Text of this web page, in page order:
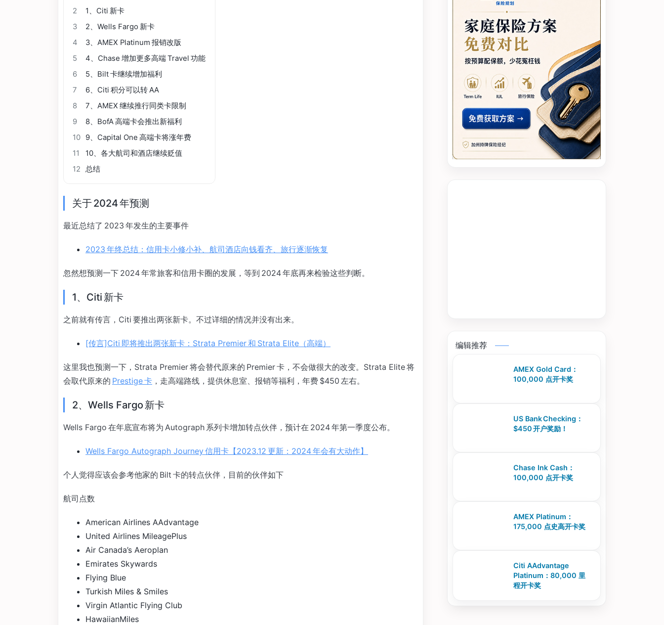
2
1、Citi 新卡
3
2、Wells Fargo 新卡
4
3、AMEX Platinum 报销改版
5
4、Chase 增加更多高端 Travel 功能
6
5、Bilt 卡继续增加福利
7
6、Citi 积分可以转 AA
8
7、AMEX 继续推行同类卡限制
9
8、BofA 高端卡会推出新福利
10
9、Capital One 高端卡将涨年费
11
10、各大航司和酒店继续贬值
12
总结
关于 2024 年预测
最近总结了 2023 年发生的主要事件
2023 年终总结：信用卡小修小补、航司酒店向钱看齐、旅行逐渐恢复
忽然想预测一下 2024 年常旅客和信用卡圈的发展，等到 2024 年底再来检验这些判断。
1、Citi 新卡
之前就有传言，Citi 要推出两张新卡。不过详细的情况并没有出来。
[传言]Citi 即将推出两张新卡：Strata Premier 和 Strata Elite（高端）
这里我也预测一下，Strata Premier 将会替代原来的 Premier 卡，不会做很大的改变。Strata Elite 将
会取代原来的 Prestige 卡 ，走高端路线，提供休息室、报销等福利，年费 $450 左右。
2、Wells Fargo 新卡
Wells Fargo 在年底宣布将为 Autograph 系列卡增加转点伙伴，预计在 2024 年第一季度公布。
Wells Fargo Autograph Journey 信用卡【2023.12 更新：2024 年会有大动作】
个人觉得应该会参考他家的 Bilt 卡的转点伙伴，目前的伙伴如下
航司点数
American Airlines AAdvantage
United Airlines MileagePlus
Air Canada’s Aeroplan
Emirates Skywards
Flying Blue
Turkish Miles & Smiles
Virgin Atlantic Flying Club
HawaiianMiles
编辑推荐
AMEX Gold Card：
100,000 点开卡奖
US Bank Checking：
$450 开户奖励！
Chase Ink Cash：
100,000 点开卡奖
AMEX Platinum：
175,000 点史高开卡奖
Citi AAdvantage
Platinum：80,000 里
程开卡奖